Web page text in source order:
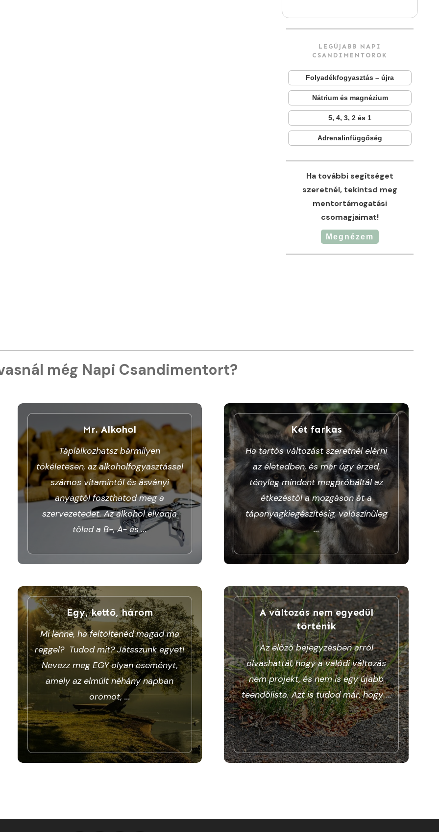
LEGÚJABB NAPI
CSANDIMENTOROK
Folyadékfogyasztás – újra
Nátrium és magnézium
5, 4, 3, 2 és 1
Adrenalinfüggőség
Ha további segítséget
szeretnél, tekintsd meg
mentortámogatási
csomagjaimat!
Megnézem
még Napi Csandimentort?
Mr. Alkohol
Táplálkozhatsz bármilyen
tökéletesen, az alkoholfogyasztással
számos vitamintól és ásványi
anyagtól foszthatod meg a
szervezetedet. Az alkohol elvonja
tőled a B-, A- és...
Két farkas
Ha tartós változást szeretnél elérni
az életedben, és már úgy érzed,
tényleg mindent megpróbáltál az
étkezéstől a mozgáson át a
tápanyagkiegészítésig, valószínűleg
...
Egy, kettő, három
Mi lenne, ha feltöltenéd magad ma
reggel? Tudod mit? Játsszunk egyet!
Nevezz meg EGY olyan eseményt,
amely az elmúlt néhány napban
örömöt,...
A változás nem egyedül
történik
Az előző bejegyzésben arról
olvashattál, hogy a valódi változás
nem projekt, és nem is egy újabb
teendőlista. Azt is tudod már, hogy...